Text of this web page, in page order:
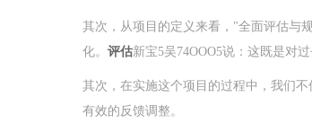
其次，从项目的定义来看，"全面评估与
化。 评估新宝5吴74OOO5说：这既是对
其次，在实施这个项目的过程中，我们
有效的反馈调整。